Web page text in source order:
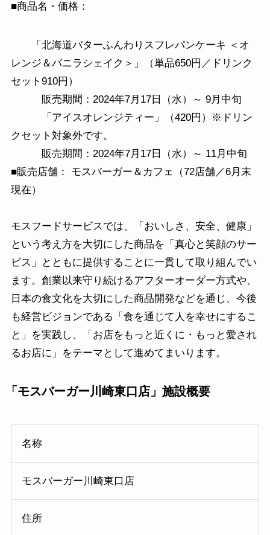
■商品名・価格：
「北海道バターふんわりスフレパンケーキ ＜オ
レンジ＆バニラシェイク＞」（単品650円／ドリンク
セット910円）
販売期間：2024年7月17日（水）～ 9月中旬
「アイスオレンジティー」（420円）※ドリン
クセット対象外です。
販売期間：2024年7月17日（水）～ 11月中旬
■販売店舗： モスバーガー＆カフェ（72店舗／6月末
現在）
モスフードサービスでは、「おいしさ、安全、健康」
という考え方を大切にした商品を「真心と笑顔のサー
ビス」とともに提供することに一貫して取り組んでい
ます。創業以来守り続けるアフターオーダー方式や、
日本の食文化を大切にした商品開発などを通じ、今後
も経営ビジョンである「食を通じて人を幸せにするこ
と」を実践し、「お店をもっと近くに・もっと愛され
るお店に」をテーマとして進めてまいります。
「モスバーガー川崎東口店」施設概要
名称
モスバーガー川崎東口店
住所